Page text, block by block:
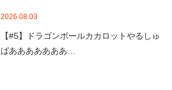
2026.08.03
【#5】ドラゴンボールカカロットやるしゅ
ばあああああああ…